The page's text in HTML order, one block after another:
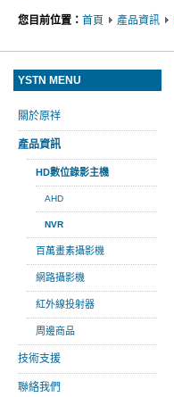
您目前位置： 首頁 產品資訊
YSTN MENU
關於原祥
產品資訊
HD數位錄影主機
AHD
NVR
百萬畫素攝影機
網路攝影機
紅外線投射器
周邊商品
技術支援
聯絡我們